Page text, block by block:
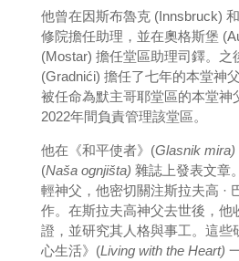
他曾在因斯布魯克 (Innsbruck)
修院擔任助理，並在奧格斯堡
(Mostar) 擔任堂區助理司鐸。之
(Gradnići) 擔任了七年的本堂神
被任命為默主哥耶堂區的本堂神
2022年間負責管理該堂區。
他在《和平使者》(Glasnik mira)
(Naša ognjišta) 雜誌上發表文章
輕神父，他密切關注斯拉夫高 ·
作。在斯拉夫高神父去世後，他
證，並研究其人格與事工。這些
心生活》(Living with the Heart)